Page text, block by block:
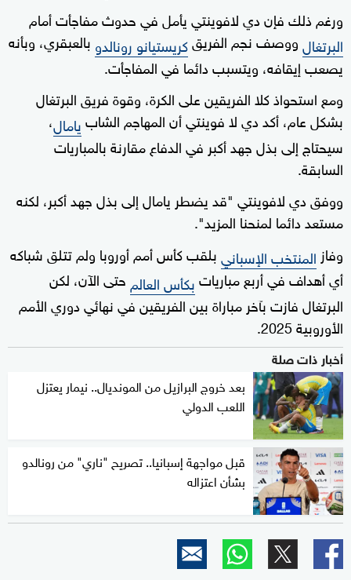
ورغم ذلك فإن دي لافوينتي يأمل في حدوث مفاجأت أمام
البرتغالووصف نجم الفريقكريستيانو رونالدو بالعبقري، وبأنه
يصعب إيقافه، ويتسبب دائما في المفاجأت.
ومع استحواذ كلا الفريقين على الكرة، وقوة فريق البرتغال
بشكل عام، أكد دي لا فوينتي أن المهاجم الشابيامال،
سيحتاج إلى بذل جهد أكبر في الدفاع مقارنة بالمباريات
السابقة.
ووفق دي لافوينتي "قد يضطر يامال إلى بذل جهد أكبر، لكنه
مستعد دائما لمنحنا المزيد".
وفاز المنتخب الإسبانيبلقب كأس أمم أوروبا ولم تتلق شباكه
أي أهداف في أربع مبارياتبكأس العالم حتى الآن، لكن
البرتغال فازت بآخر مباراة بين الفريقين في نهائي دوري الأمم
الأوروبية 2025.
أخبار ذات صلة
بعد خروج البرازيل من المونديال.. نيمار يعتزل
اللعب الدولي
قبل مواجهة إسبانيا.. تصريح "ناري" من رونالدو
بشأن اعتزاله